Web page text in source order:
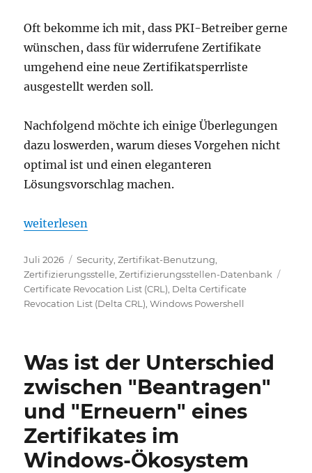
Oft bekomme ich mit, dass PKI-Betreiber gerne
wünschen, dass für widerrufene Zertifikate
umgehend eine neue Zertifikatsperrliste
ausgestellt werden soll.
Nachfolgend möchte ich einige Überlegungen
dazu loswerden, warum dieses Vorgehen nicht
optimal ist und einen eleganteren
Lösungsvorschlag machen.
„Automatische Veröffentlichung von
weiterlesen
Veröffentlicht
am
Juli 2026 Kategorien
Security ,Zertifikat-Benutzung
Zertifizierungsstelle ,Zertifizierungsstellen-Datenbank
Certificate Revocation List (CRL) Delta Certificate
Revocation List (Delta CRL) ,Windows Powershell
Was ist der Unterschied
zwischen "Beantragen"
und "Erneuern" eines
Zertifikates im
Windows-Ökosystem